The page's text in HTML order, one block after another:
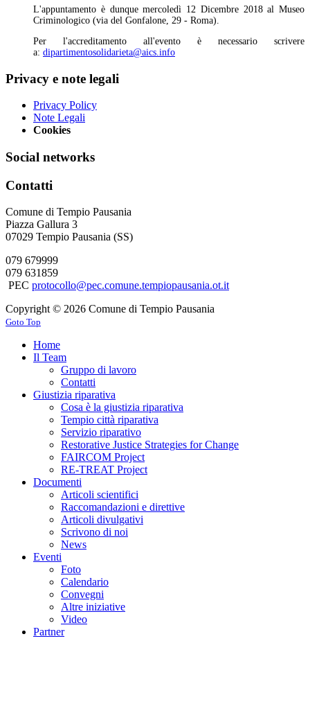
L'appuntamento è dunque mercoledì 12 Dicembre 2018 al Museo
Criminologico (via del Gonfalone, 29 - Roma).
Per l'accreditamento all'evento è necessario scrivere
a: dipartimentosolidarieta@aics.info
Privacy e note legali
Privacy Policy
Note Legali
Cookies
Social networks
Contatti
Comune di Tempio Pausania
Piazza Gallura 3
07029 Tempio Pausania (SS)
079 679999
079 631859
PEC protocollo@pec.comune.tempiopausania.ot.it
Copyright © 2026 Comune di Tempio Pausania
Goto Top
Home
Il Team
Gruppo di lavoro
Contatti
Giustizia riparativa
Cosa è la giustizia riparativa
Tempio città riparativa
Servizio riparativo
Restorative Justice Strategies for Change
FAIRCOM Project
RE-TREAT Project
Documenti
Articoli scientifici
Raccomandazioni e direttive
Articoli divulgativi
Scrivono di noi
News
Eventi
Foto
Calendario
Convegni
Altre iniziative
Video
Partner